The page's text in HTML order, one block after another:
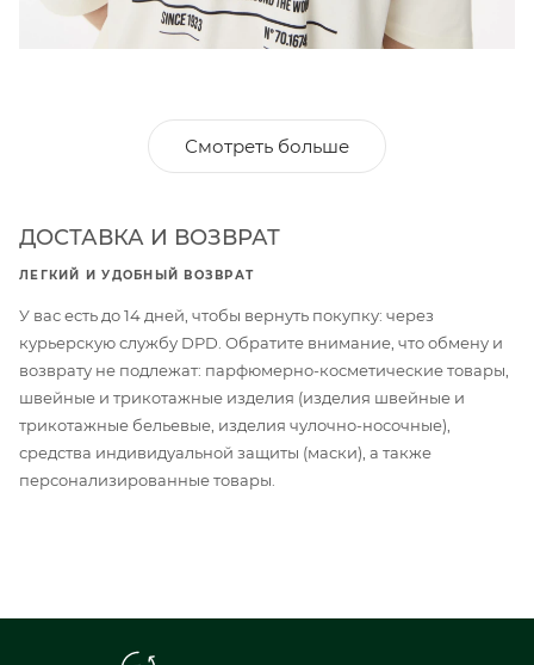
Смотреть больше
ДОСТАВКА И ВОЗВРАТ
ЛЕГКИЙ И УДОБНЫЙ ВОЗВРАТ
У вас есть до 14 дней, чтобы вернуть покупку: через
курьерскую службу DPD. Обратите внимание, что обмену и
возврату не подлежат: парфюмерно-косметические товары,
швейные и трикотажные изделия (изделия швейные и
трикотажные бельевые, изделия чулочно-носочные),
средства индивидуальной защиты (маски), а также
персонализированные товары.